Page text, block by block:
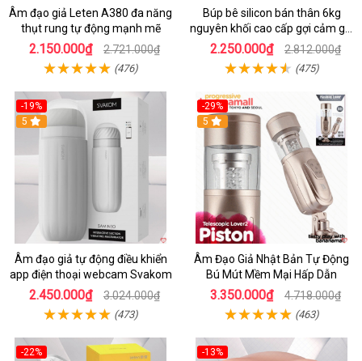
Âm đạo giả Leten A380 đa năng
thụt rung tự động mạnh mẽ
2.150.000₫ 2.721.000₫
(476)
Búp bê silicon bán thân 6kg
nguyên khối cao cấp gợi cảm giá
tốt
2.250.000₫ 2.812.000₫
(475)
-19%
5
Âm đạo giả tự động điều khiển
app điện thoại webcam Svakom
2.450.000₫ 3.024.000₫
(473)
-29%
5
Âm Đạo Giả Nhật Bản Tự Động
Bú Mút Mềm Mại Hấp Dẫn
3.350.000₫ 4.718.000₫
(463)
-22%
-13%